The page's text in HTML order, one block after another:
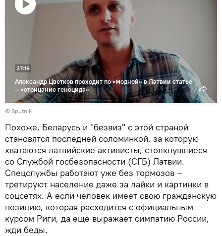
Александр Цветков проходит по «модной» в Латвии статье
– «отрицание геноцида»
37:19
© Sputnik
Похоже, Беларусь и "безвиз" с этой страной
становятся последней соломинкой, за которую
хватаются латвийские активисты, столкнувшиеся
со Службой госбезопасности (СГБ) Латвии.
Спецслужбы работают уже без тормозов –
третируют население даже за лайки и картинки в
соцсетях. А если человек имеет свою гражданскую
позицию, которая расходится с официальным
курсом Риги, да еще выражает симпатию России,
жди беды.